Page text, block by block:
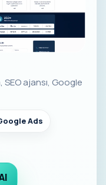
ajansı, Google
Ads